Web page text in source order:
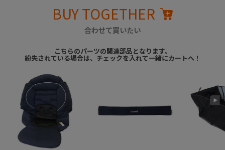
BUY TOGETHER
合わせて買いたい
こちらのパーツの関連部品となります。
紛失されている場合は、チェックを入れて一緒にカートへ！